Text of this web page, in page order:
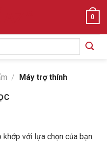
0
/ Máy trợ thính
với lựa chọn của bạn.